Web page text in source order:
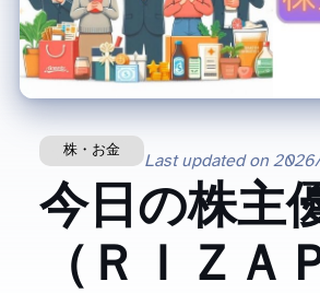
株・お金
Last updated on
今日の株主
（ＲＩＺＡ